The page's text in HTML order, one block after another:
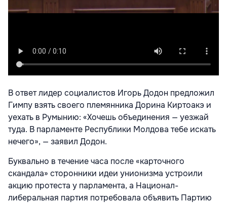
В ответ лидер социалистов Игорь Додон предложил
Гимпу взять своего племянника Дорина Киртоакэ и
уехать в Румынию: «Хочешь объединения — уезжай
туда. В парламенте Республики Молдова тебе искать
нечего», — заявил Додон.
Буквально в течение часа после «карточного
скандала» сторонники идеи унионизма устроили
акцию протеста у парламента, а Национал-
либеральная партия потребовала объявить Партию